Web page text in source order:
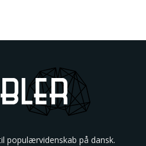
populærvidenskab på dansk.